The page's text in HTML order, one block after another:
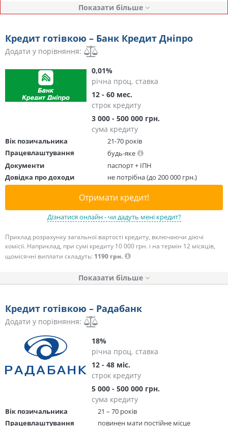
Показати
Кредит готівкою – Банк Кредит Дніпро
Додати у порівняння:
0,01%
річна проц. ставка
12 - 60 мес.
строк кредиту
3 000 - 500 000 грн.
сума кредиту
Вік позичальника
21-70 років
Працевлаштування
будь-яке
Документи
паспорт + ІПН
Довідка про доходи
не потрібна (до 200 000 грн.)
Отримати кредит!
Дізнатися онлайн - чи дадуть мені кредит?
Приклад розрахунку загальної вартості кредиту, включаючи діючі
комісії. Наприклад, при сумі кредиту 10 000 грн. і на термін 12 місяців,
щомісячні виплати складуть: 1190 грн.
Показати
Кредит готівкою – Радабанк
Додати у порівняння:
18%
річна проц. ставка
12 - 48 міс.
строк кредиту
5 000 - 500 000 грн.
сума кредиту
Вік позичальника
21 – 70 років
Працевлаштування
повинен мати постійне місце